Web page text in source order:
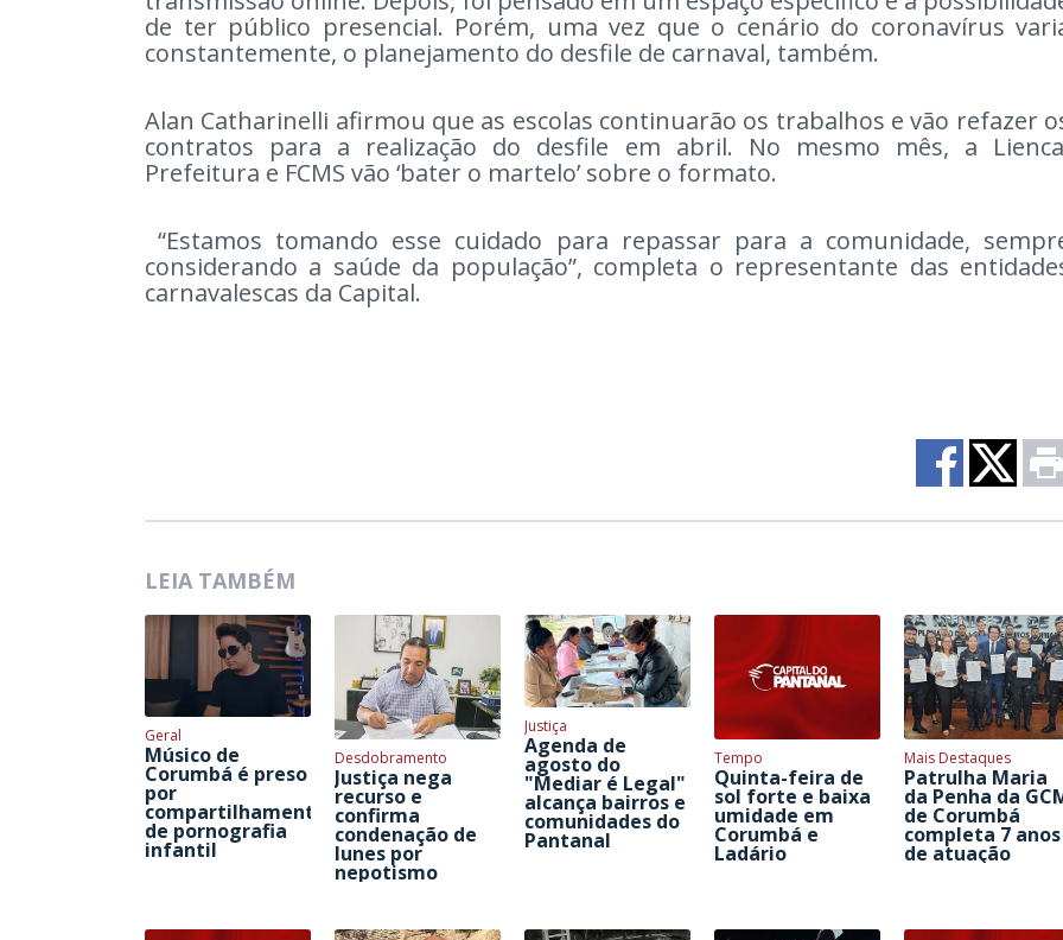
de ter público presencial. Porém, uma vez que o cenário do coronavírus
constantemente, o planejamento do desfile de carnaval, também.
Alan Catharinelli afirmou que as escolas continuarão os trabalhos e vão refazer
contratos para a realização do desfile em abril. No mesmo mês, a
Prefeitura e FCMS vão ‘bater o martelo’ sobre o formato.
“Estamos tomando esse cuidado para repassar para a comunidade,
considerando a saúde da população”, completa o representante das
carnavalescas da Capital.
LEIA TAMBÉM
Geral
Músico de
Corumbá é preso
por
compartilhamento
de pornografia
infantil
Desdobramento
Justiça nega
recurso e
confirma
condenação de
Iunes por
nepotismo
Justiça
Agenda de
agosto do
"Mediar é Legal"
alcança bairros e
comunidades do
Pantanal
Tempo
Quinta-feira de
sol forte e baixa
umidade em
Corumbá e
Ladário
Mais Destaques
Patrulha Maria
da Penha da
de Corumbá
completa 7 anos
de atuação